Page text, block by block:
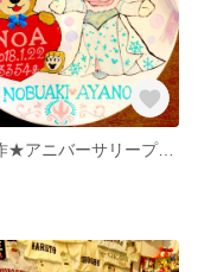
受注制作★アニバーサリープレート